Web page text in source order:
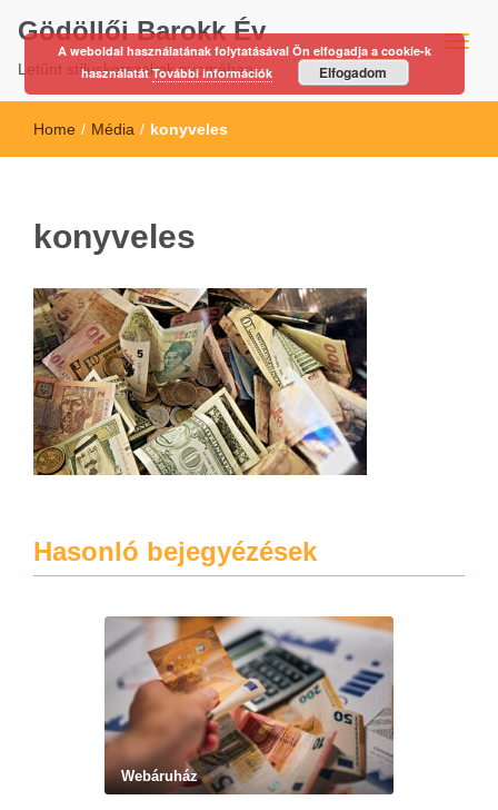
Gödöllői Barokk Év
Letűnt stíluskorszakok nyomában…
Home / Média / konyveles
konyveles
Hasonló bejegyézések
Webáruház
A weboldal használatának folytatásával Ön elfogadja a cookie-k
használatátTovábbi információk Elfogadom